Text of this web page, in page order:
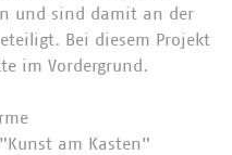
und sind damit an der
Bei diesem Projekt
im Vordergrund.
am Kasten"